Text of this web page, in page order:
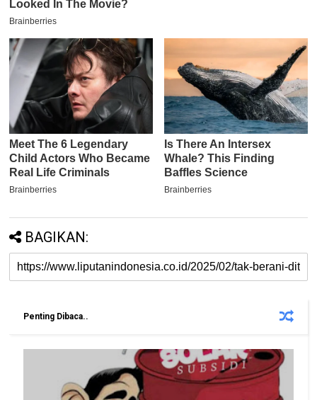
BAGIKAN:
Penting Dibaca..